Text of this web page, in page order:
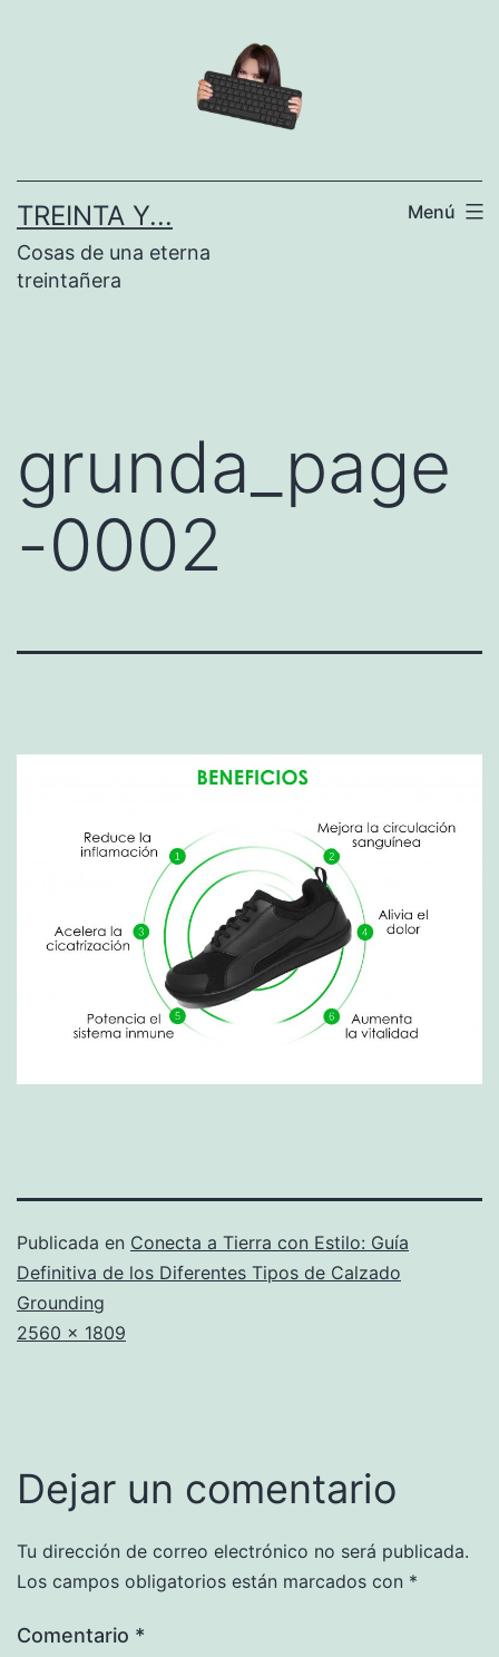
TREINTA Y...
Cosas de una eterna
treintañera
Menú
grunda_page
-0002
Publicada en Conecta a Tierra con Estilo: Guía
Definitiva de los Diferentes Tipos de Calzado
Grounding
Tamaño
2560 × 1809
Dejar un comentario
Tu dirección de correo electrónico no será publicada.
Los campos obligatorios están marcados con *
Comentario *